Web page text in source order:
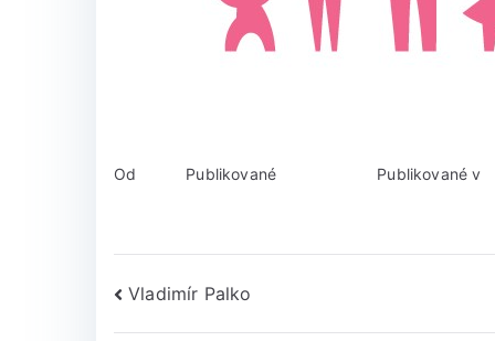
Od Publikované Publikované v
Vladimír Palko